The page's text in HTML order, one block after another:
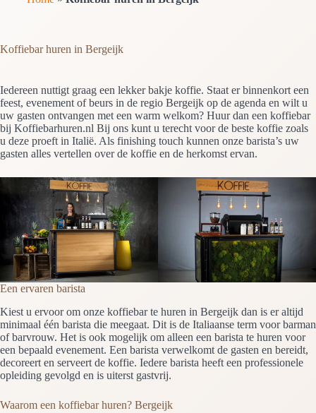
Koffiebar huren in Bergeijk
Iedereen nuttigt graag een lekker bakje koffie. Staat er binnenkort een
feest, evenement of beurs in de regio Bergeijk op de agenda en wilt u
uw gasten ontvangen met een warm welkom? Huur dan een koffiebar
bij Koffiebarhuren.nl Bij ons kunt u terecht voor de beste koffie zoals
u deze proeft in Italië. Als finishing touch kunnen onze barista’s uw
gasten alles vertellen over de koffie en de herkomst ervan.
Een ervaren barista
Kiest u ervoor om onze koffiebar te huren in Bergeijk dan is er altijd
minimaal één barista die meegaat. Dit is de Italiaanse term voor barman
of barvrouw. Het is ook mogelijk om alleen een barista te huren voor
een bepaald evenement. Een barista verwelkomt de gasten en bereidt,
decoreert en serveert de koffie. Iedere barista heeft een professionele
opleiding gevolgd en is uiterst gastvrij.
Waarom een koffiebar huren? Bergeijk